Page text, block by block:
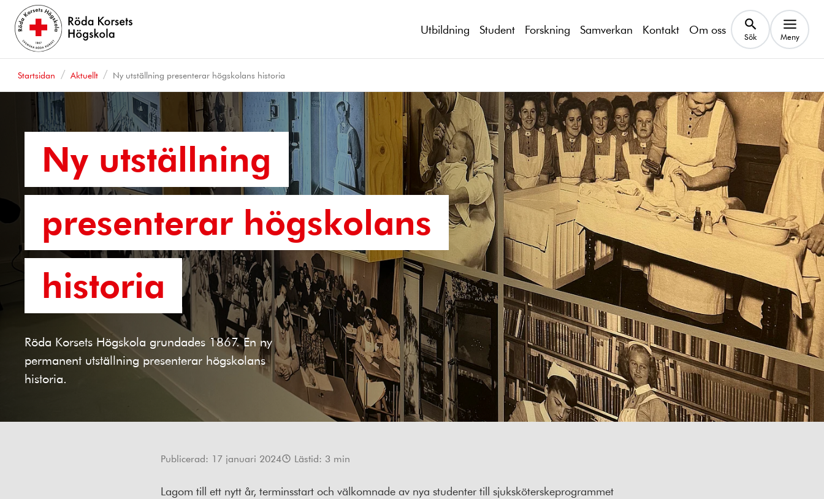
Utbildning Student Forskning Samverkan Kontakt Om oss Sök Meny
Startsidan Aktuellt Ny utställning presenterar högskolans historia
Ny utställning
presenterar högskolans
historia
Röda Korsets Högskola grundades 1867. En ny
permanent utställning presenterar högskolans
historia.
Publicerad: 17 januari 2024 Lästid: 3 min
Lagom till ett nytt år, terminsstart och välkomnade av nya studenter till sjuksköterskeprogrammet